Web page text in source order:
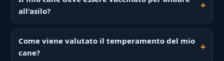
all'asilo?
Come viene valutato il temperamento del mio
cane?